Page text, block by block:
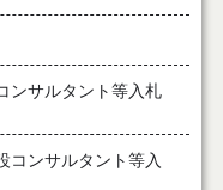
サルタント等入札
ンサルタント等入